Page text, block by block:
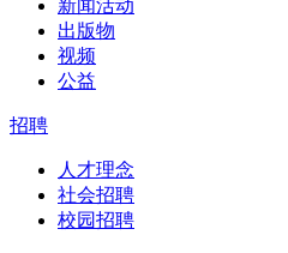
新闻活动
出版物
视频
公益
招聘
人才理念
社会招聘
校园招聘